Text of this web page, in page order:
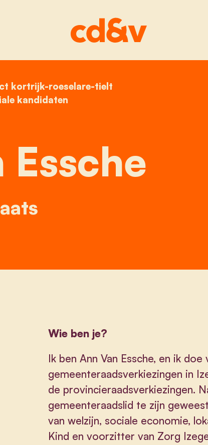
kortrijk-roeselare-tielt
kandidaten
ann van essche
Essche
Wie ben je?
Ik ben Ann Van Essche, en ik
gemeenteraadsverkiezingen in
de provincieraadsverkiezingen.
gemeenteraadslid te zijn
van welzijn, sociale economie,
Kind en voorzitter van Zorg